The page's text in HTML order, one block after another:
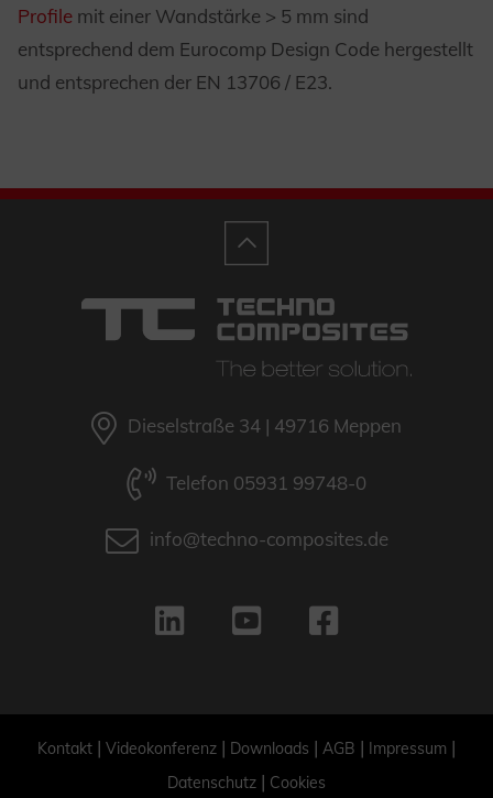
Profile mit einer Wandstärke > 5 mm sind
entsprechend dem Eurocomp Design Code hergestellt
und entsprechen der EN 13706 / E23.
Dieselstraße 34 | 49716 Meppen
Telefon 05931 99748-0
info@techno-composites.de
Kontakt | Videokonferenz | Downloads | AGB | Impressum |
Datenschutz | Cookies